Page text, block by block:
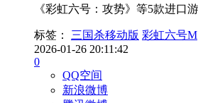
《彩虹六号：攻势》等5款进口
标签： 三国杀移动版 彩虹六号M
2026-01-26 20:11:42
0
QQ空间
新浪微博